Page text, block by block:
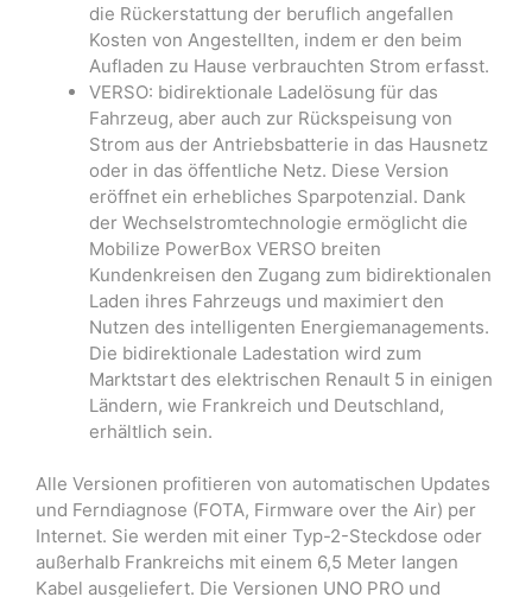
die Rückerstattung der beruflich angefallen
Kosten von Angestellten, indem er den beim
Aufladen zu Hause verbrauchten Strom erfasst.
VERSO: bidirektionale Ladelösung für das
Fahrzeug, aber auch zur Rückspeisung von
Strom aus der Antriebsbatterie in das Hausnetz
oder in das öffentliche Netz. Diese Version
eröffnet ein erhebliches Sparpotenzial. Dank
der Wechselstromtechnologie ermöglicht die
Mobilize PowerBox VERSO breiten
Kundenkreisen den Zugang zum bidirektionalen
Laden ihres Fahrzeugs und maximiert den
Nutzen des intelligenten Energiemanagements.
Die bidirektionale Ladestation wird zum
Marktstart des elektrischen Renault 5 in einigen
Ländern, wie Frankreich und Deutschland,
erhältlich sein.
Alle Versionen profitieren von automatischen Updates
und Ferndiagnose (FOTA, Firmware over the Air) per
Internet. Sie werden mit einer Typ-2-Steckdose oder
außerhalb Frankreichs mit einem 6,5 Meter langen
Kabel ausgeliefert. Die Versionen UNO PRO und